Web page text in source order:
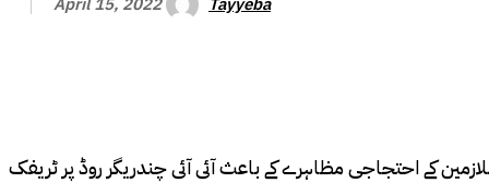
کے احتجاجی مظاہرے کے باعث آئی آئی چندریگر روڈ پر ٹریفک